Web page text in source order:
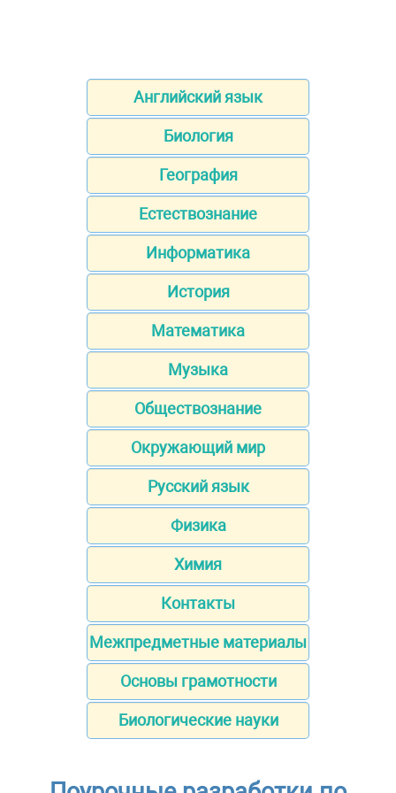
Английский язык
Биология
География
Естествознание
Информатика
История
Математика
Музыка
Обществознание
Окружающий мир
Русский язык
Физика
Химия
Контакты
Межпредметные материалы
Основы грамотности
Биологические науки